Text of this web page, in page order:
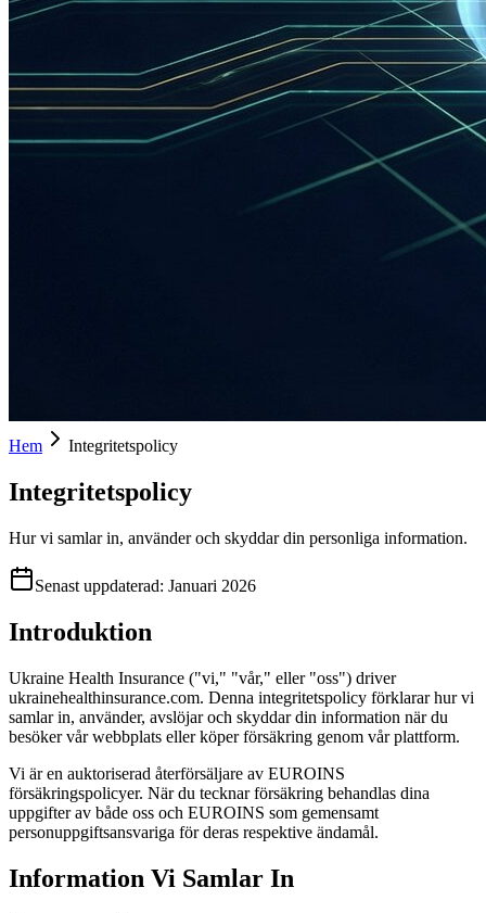
Hem Integritetspolicy
Integritetspolicy
Hur vi samlar in, använder och skyddar din personliga information.
Senast uppdaterad: Januari 2026
Introduktion
Ukraine Health Insurance ("vi," "vår," eller "oss") driver
ukrainehealthinsurance.com. Denna integritetspolicy förklarar hur vi
samlar in, använder, avslöjar och skyddar din information när du
besöker vår webbplats eller köper försäkring genom vår plattform.
Vi är en auktoriserad återförsäljare av EUROINS
försäkringspolicyer. När du tecknar försäkring behandlas dina
uppgifter av både oss och EUROINS som gemensamt
personuppgiftsansvariga för deras respektive ändamål.
Information Vi Samlar In